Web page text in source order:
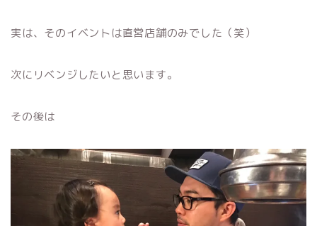
実は、そのイベントは直営店舗のみでした（笑）
次にリベンジしたいと思います。
その後は